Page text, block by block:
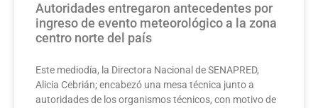
Autoridades entregaron antecedentes por
ingreso de evento meteorológico a la zona
centro norte del país
Este mediodía, la Directora Nacional de SENAPRED,
Alicia Cebrián; encabezó una mesa técnica junto a
autoridades de los organismos técnicos, con motivo de